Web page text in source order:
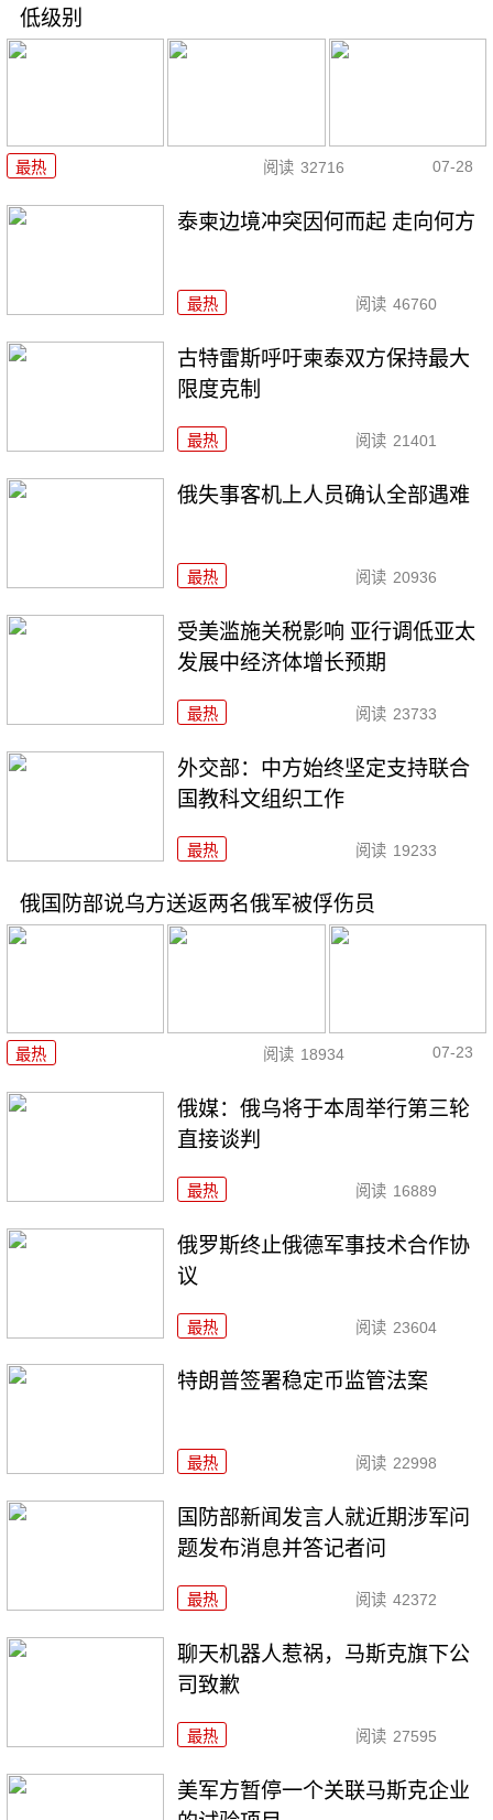
低级别
最热 阅读 32716 07-28
泰柬边境冲突因何而起 走向何方
最热 阅读 46760
古特雷斯呼吁柬泰双方保持最大
限度克制
最热 阅读 21401
俄失事客机上人员确认全部遇难
最热 阅读 20936
受美滥施关税影响 亚行调低亚太
发展中经济体增长预期
最热 阅读 23733
外交部：中方始终坚定支持联合
国教科文组织工作
最热 阅读 19233
俄国防部说乌方送返两名俄军被俘伤员
最热 阅读 18934 07-23
俄媒：俄乌将于本周举行第三轮
直接谈判
最热 阅读 16889
俄罗斯终止俄德军事技术合作协
议
最热 阅读 23604
特朗普签署稳定币监管法案
最热 阅读 22998
国防部新闻发言人就近期涉军问
题发布消息并答记者问
最热 阅读 42372
聊天机器人惹祸，马斯克旗下公
司致歉
最热 阅读 27595
美军方暂停一个关联马斯克企业